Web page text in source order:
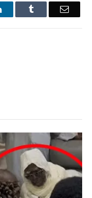
LinkedInTumblr Email